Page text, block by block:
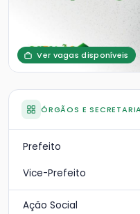
Ver vagas disponíveis
ÓRGÃOS E
Prefeito
Vice-Prefeito
Ação Social